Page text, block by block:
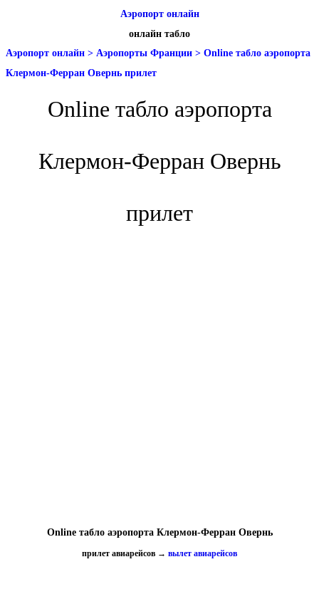
Аэропорт онлайн
онлайн табло
Аэропорт онлайн > Аэропорты Франции > Online табло аэропорта
Клермон-Ферран Овернь прилет
Online табло аэропорта
Клермон-Ферран Овернь
прилет
Online табло аэропорта Клермон-Ферран Овернь
прилет авиарейсов → вылет авиарейсов